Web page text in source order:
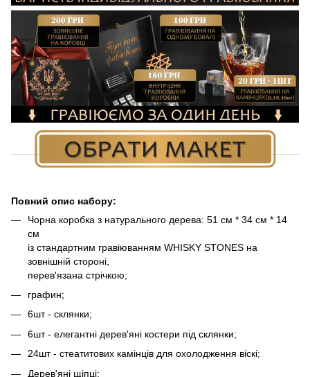
Повний опис набору:
Чорна коробка з натурального дерева: 51 см * 34 см * 14
см
із стандартним гравіюванням WHISKY STONES на
зовнішній стороні,
перев'язана стрічкою;
графин;
6шт - склянки;
6шт - елегантні дерев'яні костери під склянки;
24шт - стеатитових камінців для охолодження віскі;
Дерев'яні щіпці;